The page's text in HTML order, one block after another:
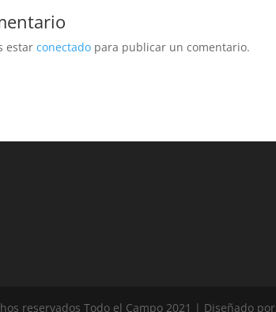
estarconectado para publicar un comentario.
reservados Todo el Campo 2021 | Diseñado por